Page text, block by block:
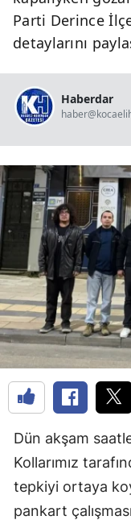
Parti Derince
detaylarını
Haberdar
Dün akşam
Kollarımız
tepkiyi ortaya
pankart